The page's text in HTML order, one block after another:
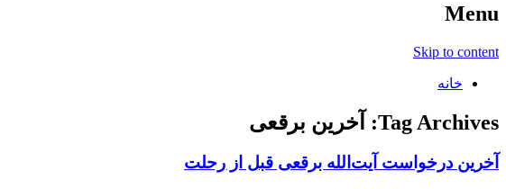
Menu
Skip to content
خانه
Tag Archives: آخرین برقعی
آخرین درخواست آیت‌الله برقعی قبل از رحلت